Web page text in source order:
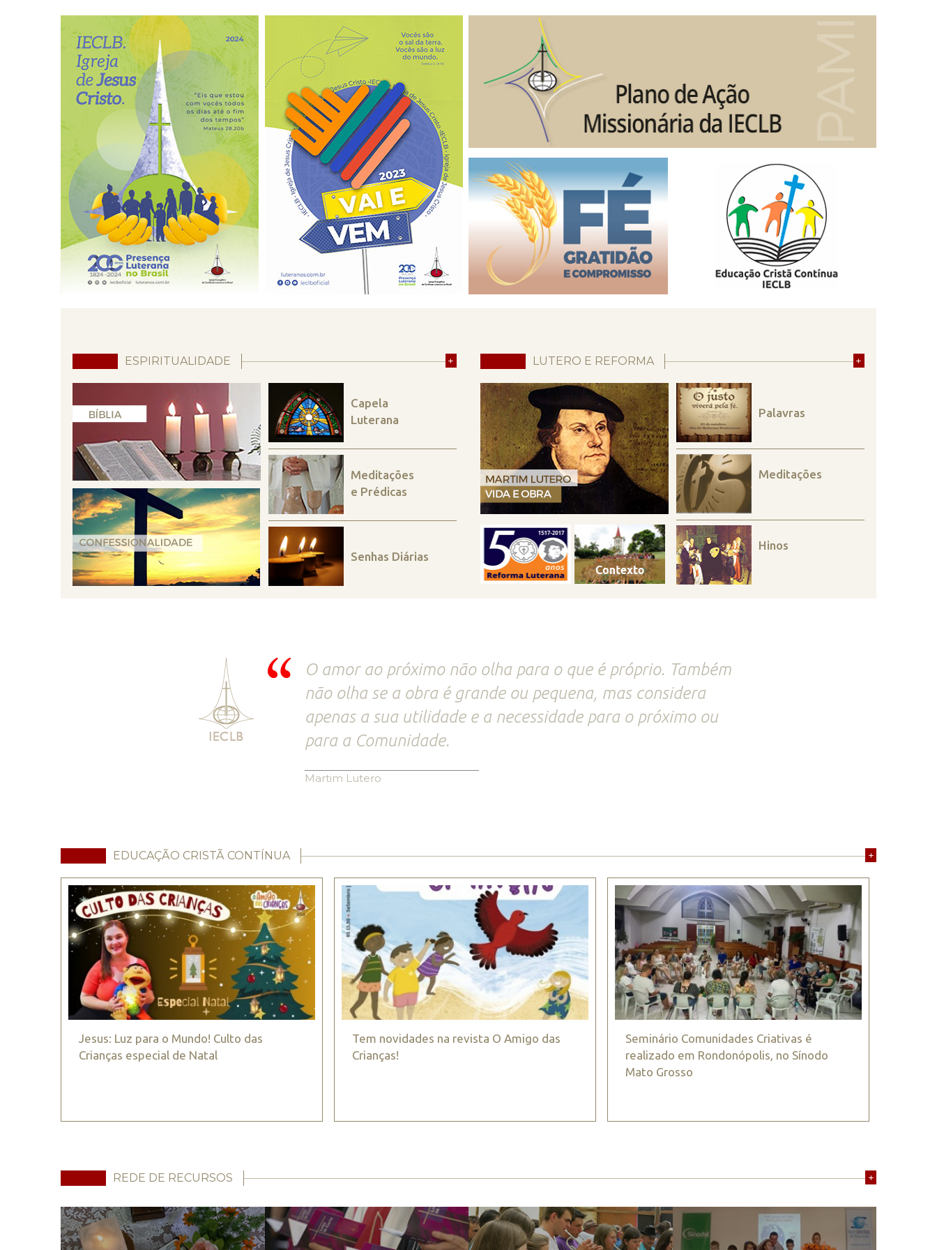
ESPIRITUALIDADE +
Capela
Luterana
Meditações
e Prédicas
Senhas Diárias
LUTERO E REFORMA +
Palavras
Meditações
Hinos
O amor ao próximo não olha para o que é próprio. Também
não olha se a obra é grande ou pequena, mas considera
apenas a sua utilidade e a necessidade para o próximo ou
para a Comunidade.
Martim Lutero
EDUCAÇÃO CRISTÃ CONTÍNUA +
Jesus: Luz para o Mundo! Culto das
Crianças especial de Natal
Tem novidades na revista O Amigo das
Crianças!
Seminário Comunidades Criativas é
realizado em Rondonópolis, no Sínodo
Mato Grosso
REDE DE RECURSOS +